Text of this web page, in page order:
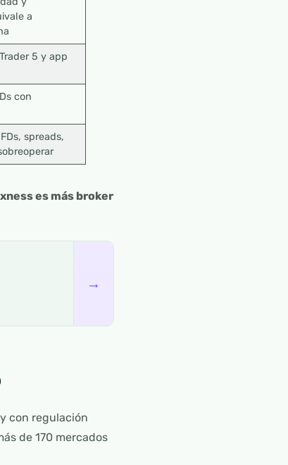
a
5 y app
con
spreads,
es más broker
→
con regulación
de 170 mercados